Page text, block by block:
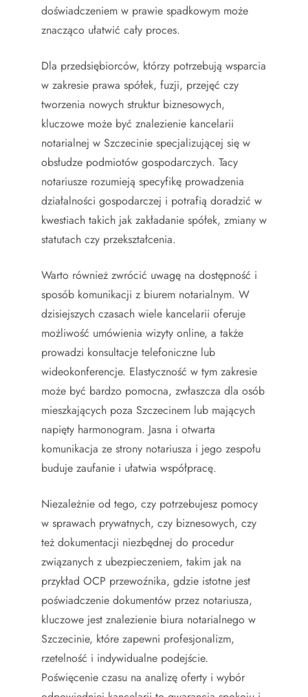
doświadczeniem w prawie spadkowym może
znacząco ułatwić cały proces.
Dla przedsiębiorców, którzy potrzebują wsparcia
w zakresie prawa spółek, fuzji, przejęć czy
tworzenia nowych struktur biznesowych,
kluczowe może być znalezienie kancelarii
notarialnej w Szczecinie specjalizującej się w
obsłudze podmiotów gospodarczych. Tacy
notariusze rozumieją specyfikę prowadzenia
działalności gospodarczej i potrafią doradzić w
kwestiach takich jak zakładanie spółek, zmiany w
statutach czy przekształcenia.
Warto również zwrócić uwagę na dostępność i
sposób komunikacji z biurem notarialnym. W
dzisiejszych czasach wiele kancelarii oferuje
możliwość umówienia wizyty online, a także
prowadzi konsultacje telefoniczne lub
wideokonferencje. Elastyczność w tym zakresie
może być bardzo pomocna, zwłaszcza dla osób
mieszkających poza Szczecinem lub mających
napięty harmonogram. Jasna i otwarta
komunikacja ze strony notariusza i jego zespołu
buduje zaufanie i ułatwia współpracę.
Niezależnie od tego, czy potrzebujesz pomocy
w sprawach prywatnych, czy biznesowych, czy
też dokumentacji niezbędnej do procedur
związanych z ubezpieczeniem, takim jak na
przykład OCP przewoźnika, gdzie istotne jest
poświadczenie dokumentów przez notariusza,
kluczowe jest znalezienie biura notarialnego w
Szczecinie, które zapewni profesjonalizm,
rzetelność i indywidualne podejście.
Poświęcenie czasu na analizę oferty i wybór